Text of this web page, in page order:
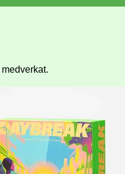
medverkat.